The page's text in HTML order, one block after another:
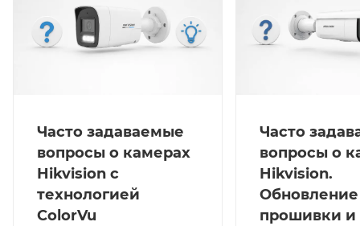
Часто задаваемые
вопросы о камерах
Hikvision с
технологией
ColorVu
Часто
вопросы о
Hikvision.
Обновление
прошивки и